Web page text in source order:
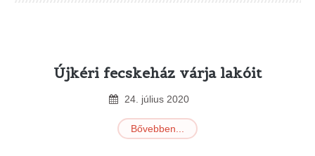
Újkéri fecskeház várja lakóit
24 július 2020
Bővebben...